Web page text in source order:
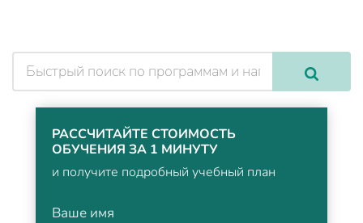
РАССЧИТАЙТЕ СТОИМОСТЬ
ОБУЧЕНИЯ ЗА 1 МИНУТУ
и получите подробный учебный план
Ваше имя